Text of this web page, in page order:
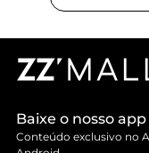
Baixe o nosso app
Conteúdo exclusivo no